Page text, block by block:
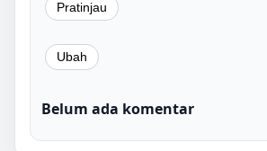
Belum ada komentar